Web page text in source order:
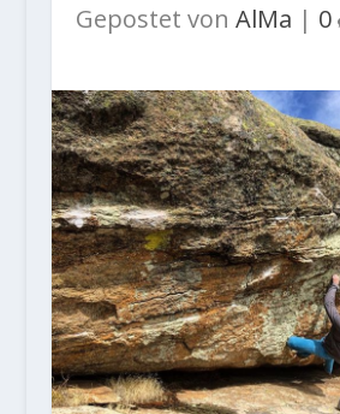
Gepostet von AlMa | 0